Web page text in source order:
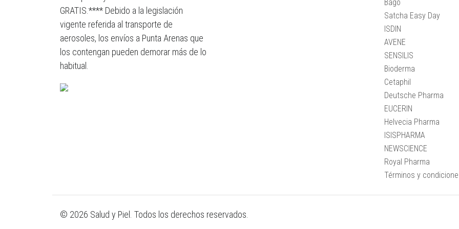
GRATIS.**** Debido a la legislación
vigente referida al transporte de
aerosoles, los envíos a Punta Arenas que
los contengan pueden demorar más de lo
habitual.
Bagó
Satcha Easy Day
ISDIN
AVENE
SENSILIS
Bioderma
Cetaphil
Deutsche Pharma
EUCERIN
Helvecia Pharma
ISISPHARMA
NEWSCIENCE
Royal Pharma
Términos y
© 2026 Salud y Piel. Todos los derechos reservados.